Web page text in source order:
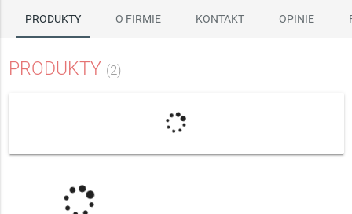
PRODUKTY O FIRMIE KONTAKT OPINIE
PRODUKTY (2)